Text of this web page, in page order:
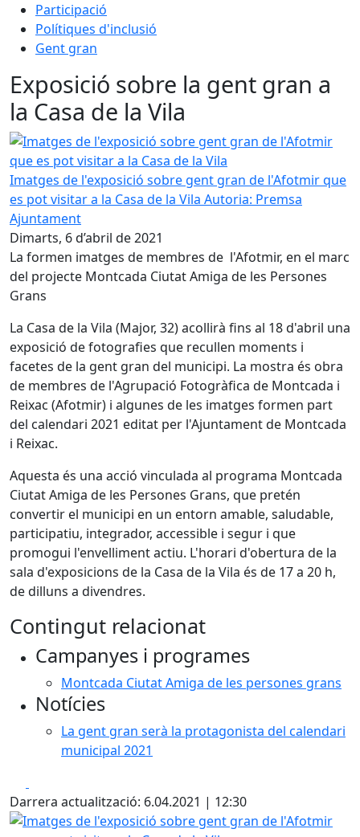
Participació
Polítiques d'inclusió
Gent gran
Exposició sobre la gent gran a
la Casa de la Vila
Imatges de l'exposició sobre gent gran de l'Afotmir que
Imatges de l'exposició sobre gent gran de l'Afotmir que
es pot visitar a la Casa de la Vila Autoria: Premsa
Ajuntament
Dimarts, 6 d’abril de 2021
La formen imatges de membres de l'Afotmir, en el marc
del projecte Montcada Ciutat Amiga de les Persones
Grans
La Casa de la Vila (Major, 32) acollirà fins al 18 d'abril una
exposició de fotografies que recullen moments i
facetes de la gent gran del municipi. La mostra és obra
de membres de l'Agrupació Fotogràfica de Montcada i
Reixac (Afotmir) i algunes de les imatges formen part
del calendari 2021 editat per l'Ajuntament de Montcada
i Reixac.
Aquesta és una acció vinculada al programa Montcada
Ciutat Amiga de les Persones Grans, que pretén
convertir el municipi en un entorn amable, saludable,
participatiu, integrador, accessible i segur i que
promogui l'envelliment actiu. L'horari d'obertura de la
sala d'exposicions de la Casa de la Vila és de 17 a 20 h,
de dilluns a divendres.
Contingut relacionat
Campanyes i programes
Montcada Ciutat Amiga de les persones grans
Notícies
La gent gran serà la protagonista del calendari
municipal 2021
Darrera actualització: 6.04.2021 | 12:30
Imatges de l'exposició sobre gent gran de l'Afotmir que